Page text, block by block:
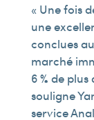
« Une fois
une
conclues
marché
6 % de plus
souligne
service